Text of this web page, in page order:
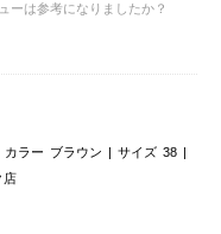
ーは参考になりましたか？
カラー ブラウン サイズ 38
店